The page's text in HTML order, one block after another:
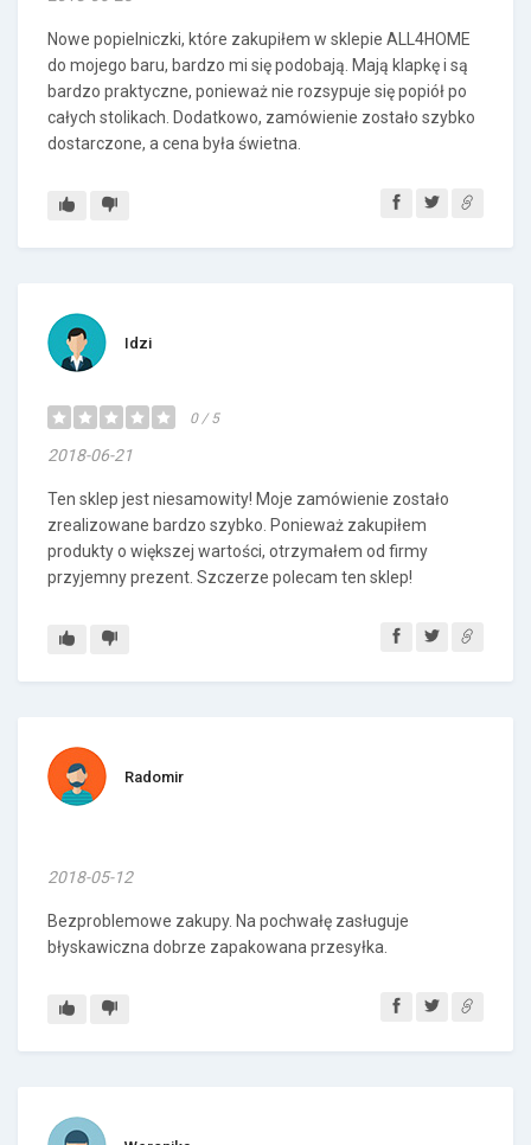
Nowe popielniczki, które zakupiłem w sklepie ALL4HOME
do mojego baru, bardzo mi się podobają. Mają klapkę i są
bardzo praktyczne, ponieważ nie rozsypuje się popiół po
całych stolikach. Dodatkowo, zamówienie zostało szybko
dostarczone, a cena była świetna.
Idzi
0 / 5
2018-06-21
Ten sklep jest niesamowity! Moje zamówienie zostało
zrealizowane bardzo szybko. Ponieważ zakupiłem
produkty o większej wartości, otrzymałem od firmy
przyjemny prezent. Szczerze polecam ten sklep!
Radomir
2018-05-12
Bezproblemowe zakupy. Na pochwałę zasługuje
błyskawiczna dobrze zapakowana przesyłka.